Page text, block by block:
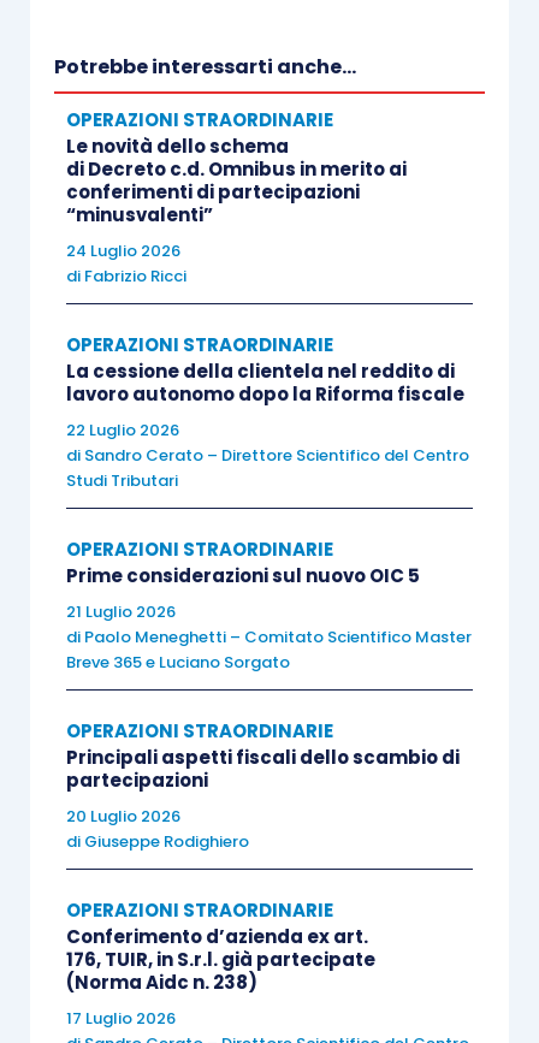
imposta e;
lespese specificamente inerenti alla
concessione in godimento dell’azienda
quali le spese di manutenzione e
riparazione straordinaria e di
ammodernamento, di cui all’
La quota di canone relativa al godimento
dell’aziendarileva, invece, in capo all’utilizzatore,
secondo i criteri propri del reddito d’impresa,
trattandosi di un costo fiscalmente deducibile. È
importante precisare che, se l’utilizzatore –
alla data del contratto di concessione in
godimento dell’azienda – non rivestiva già la
qualifica di imprenditore commerciale, la
acquisisceper effetto di tale operazione: la
quota di canone relativa al godimento dell’azienda
deducibile dal reddito d’impresa
circolare n.
148/E/2000).
La quota di canone che configura corrispettivo
acconto, non è soggetta ad imposizione
non si realizza la cessione effettiva
dell’azienda, ovvero sino a quando gli acconti
versati vengono
Potrebbe interessarti anche...
OPERAZIONI STRAORDINARIE
Le novità dello schema
di Decreto c.d. Omnibus in merito ai
conferimenti di partecipazioni
“minusvalenti”
24 Luglio 2026
di Fabrizio Ricci
OPERAZIONI STRAORDINARIE
La cessione della clientela nel reddito di
lavoro autonomo dopo la Riforma fiscale
22 Luglio 2026
di Sandro Cerato – Direttore Scientifico del Centro
Studi Tributari
OPERAZIONI STRAORDINARIE
Prime considerazioni sul nuovo OIC 5
21 Luglio 2026
di Paolo Meneghetti – Comitato Scientifico Master
Breve 365e Luciano Sorgato
OPERAZIONI STRAORDINARIE
Principali aspetti fiscali dello scambio di
partecipazioni
20 Luglio 2026
di Giuseppe Rodighiero
OPERAZIONI STRAORDINARIE
Conferimento d’azienda ex art.
176, TUIR, in S.r.l. già partecipate
(Norma Aidc n. 238)
17 Luglio 2026